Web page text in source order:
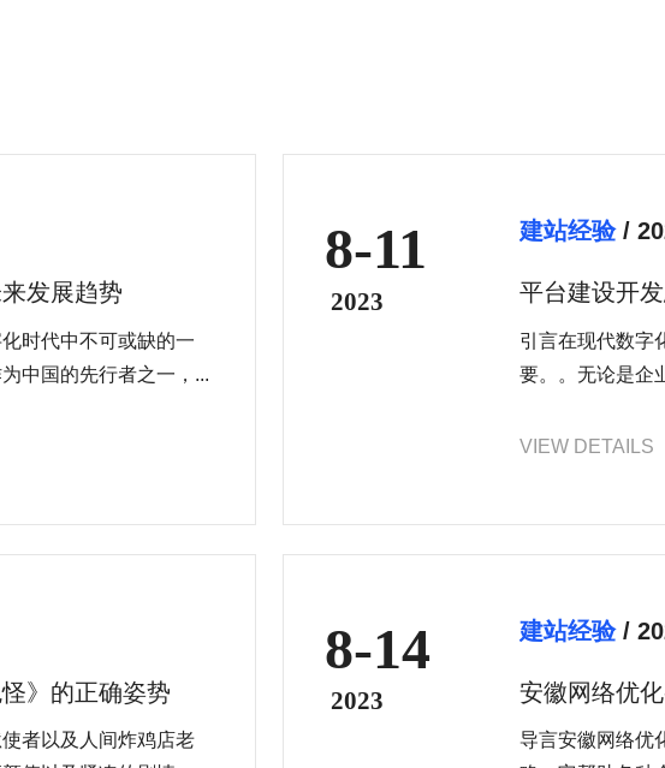
发展趋势
时代中不可或缺的一
中国的先行者之一，...
8-11
2023
建站经验 /
平台建设开
引言在现代数字
要。。无论是企
VIEW DETAILS
》的正确姿势
者以及人间炸鸡店老
8-14
2023
建站经验 /
安徽网络优
导言安徽网络优